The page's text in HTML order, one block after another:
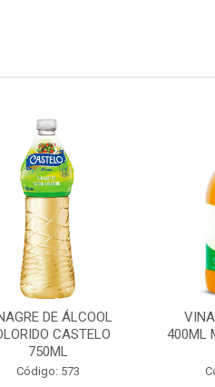
DE ÁLCOOL
CASTELO
750ML
Código: 573
400ML